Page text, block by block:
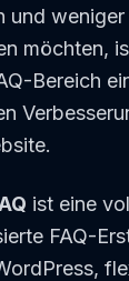
und
möchten,
Bereich
ist eine
FAQ-